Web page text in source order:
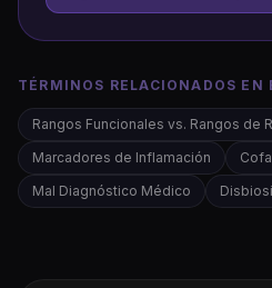
TÉRMINOS RELACIONADOS EN
Rangos Funcionales vs. Rangos de
Marcadores de Inflamación
Mal Diagnóstico Médico